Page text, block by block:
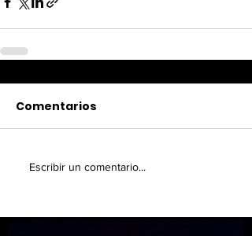
Comentarios
Escribir un comentario...